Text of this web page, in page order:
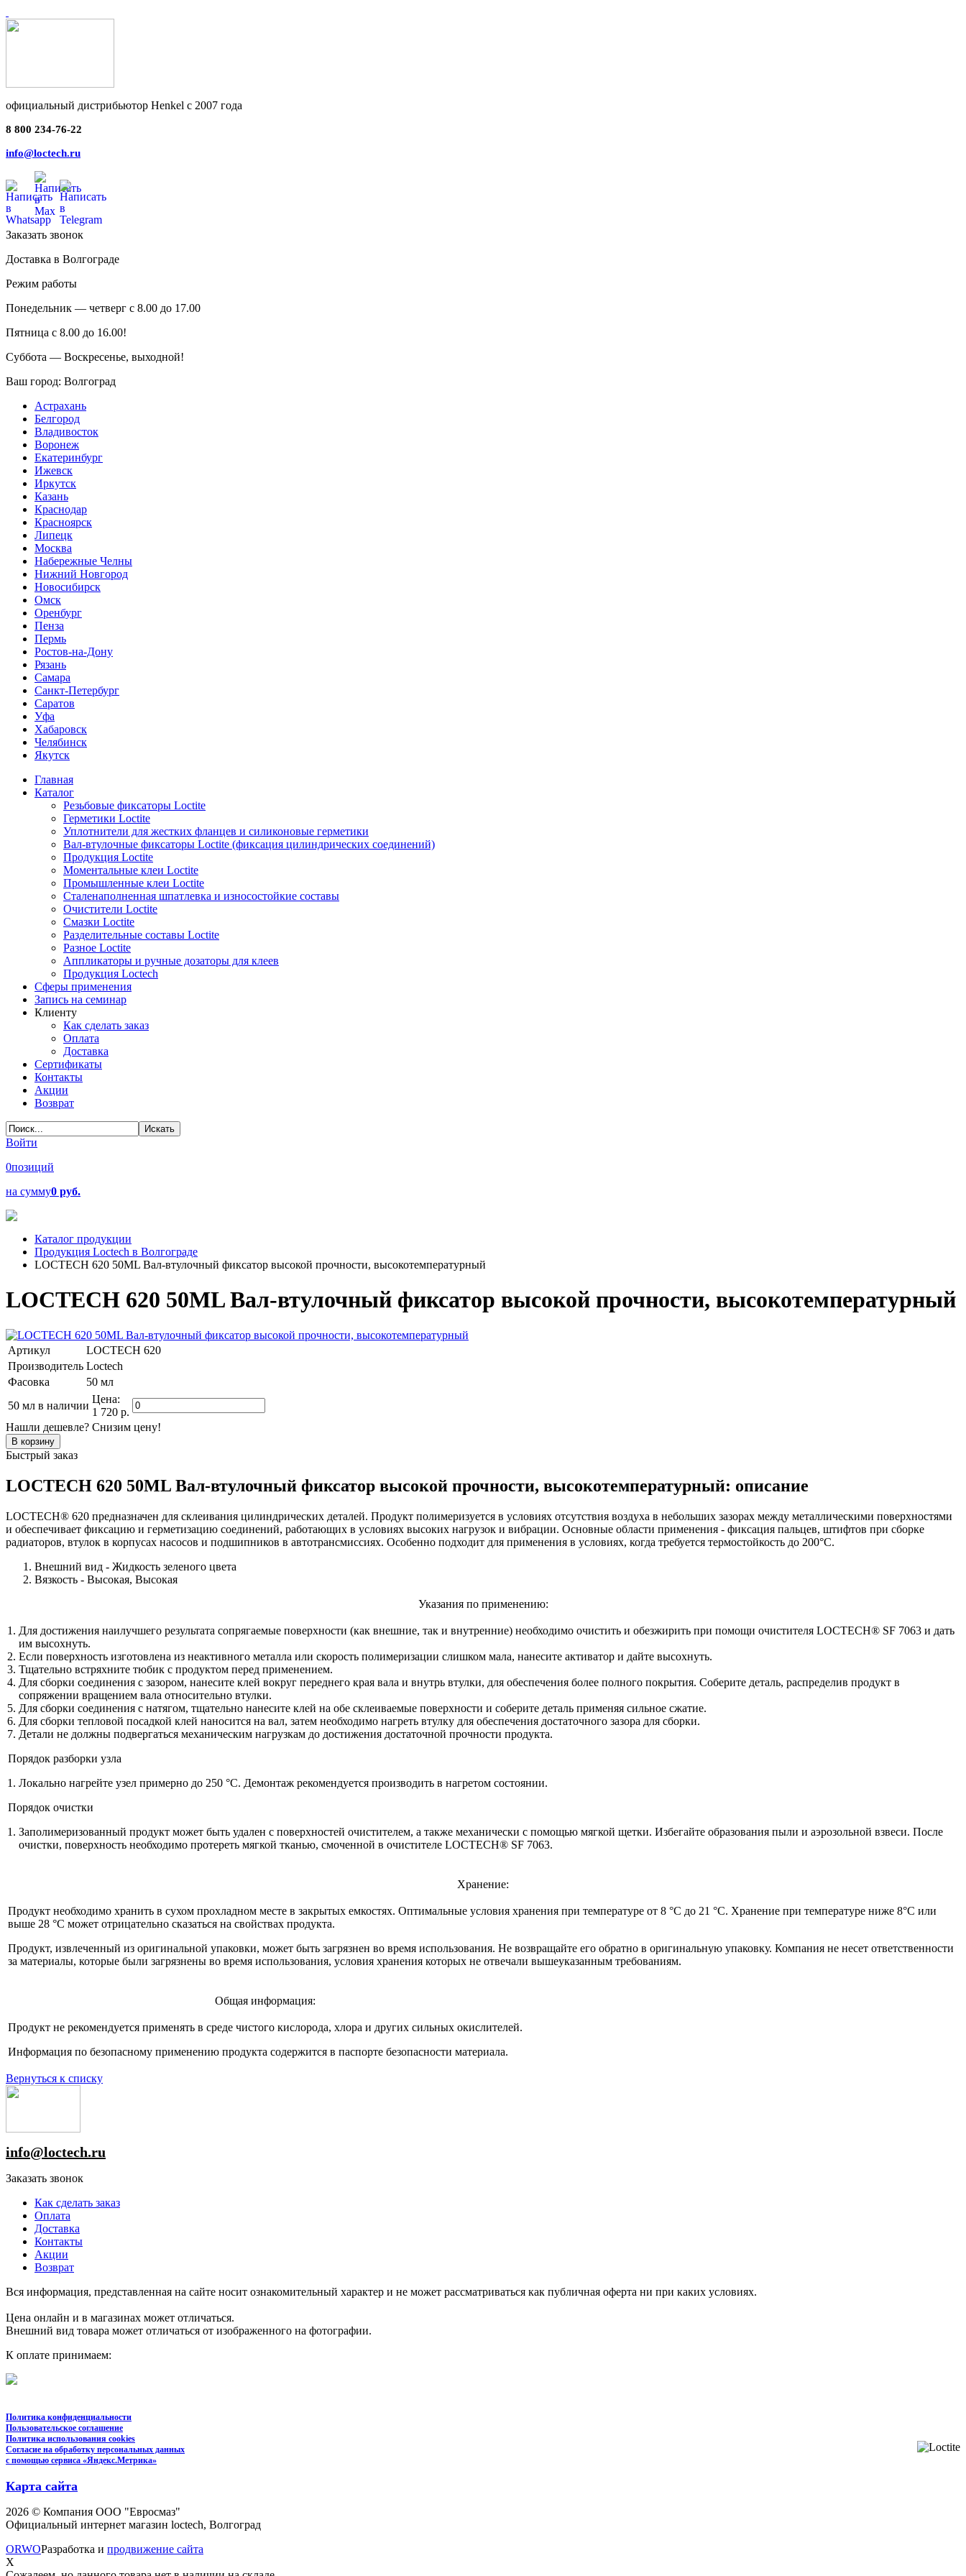
официальный дистрибьютор Henkel с 2007 года
8 800 234-76-22
info@loctech.ru
Заказать звонок
Доставка в Волгограде
Режим работы
Понедельник — четверг с 8.00 до 17.00
Пятница с 8.00 до 16.00!
Суббота — Воскресенье, выходной!
Ваш город: Волгоград
Астрахань
Белгород
Владивосток
Воронеж
Екатеринбург
Ижевск
Иркутск
Казань
Краснодар
Красноярск
Липецк
Москва
Набережные Челны
Нижний Новгород
Новосибирск
Омск
Оренбург
Пенза
Пермь
Ростов-на-Дону
Рязань
Самара
Санкт-Петербург
Саратов
Уфа
Хабаровск
Челябинск
Якутск
Главная
Каталог
Резьбовые фиксаторы Loctite
Герметики Loctite
Уплотнители для жестких фланцев и силиконовые герметики
Вал-втулочные фиксаторы Loctite (фиксация цилиндрических соединений)
Продукция Loctite
Моментальные клеи Loctite
Промышленные клеи Loctite
Сталенаполненная шпатлевка и износостойкие составы
Очистители Loctite
Смазки Loctite
Разделительные составы Loctite
Разное Loctite
Аппликаторы и ручные дозаторы для клеев
Продукция Loctech
Сферы применения
Запись на семинар
Клиенту
Как сделать заказ
Оплата
Доставка
Сертификаты
Контакты
Акции
Возврат
Войти
0позиций
на сумму0 руб.
Каталог продукции
Продукция Loctech в Волгограде
LOCTECH 620 50ML Вал-втулочный фиксатор высокой прочности, высокотемпературный
LOCTECH 620 50ML Вал-втулочный фиксатор высокой прочности, высокотемпературный
Артикул
LOCTECH 620
Производитель Loctech
Фасовка
50 мл
50 мл в наличии
Цена:
1 720 р.
Нашли дешевле? Снизим цену!
Быстрый заказ
LOCTECH 620 50ML Вал-втулочный фиксатор высокой прочности, высокотемпературный: описание
LOCTECH® 620 предназначен для склеивания цилиндрических деталей. Продукт полимеризуется в условиях отсутствия воздуха в небольших зазорах между металлическими поверхностями
и обеспечивает фиксацию и герметизацию соединений, работающих в условиях высоких нагрузок и вибрации. Основные области применения - фиксация пальцев, штифтов при сборке
радиаторов, втулок в корпусах насосов и подшипников в автотрансмиссиях. Особенно подходит для применения в условиях, когда требуется термостойкость до 200°C.
Внешний вид - Жидкость зеленого цвета
Вязкость - Высокая, Высокая
Указания по применению:
Для достижения наилучшего результата сопрягаемые поверхности (как внешние, так и внутренние) необходимо очистить и обезжирить при помощи очистителя LOCTECH® SF 7063 и дать
им высохнуть.
Если поверхность изготовлена из неактивного металла или скорость полимеризации слишком мала, нанесите активатор и дайте высохнуть.
Тщательно встряхните тюбик с продуктом перед применением.
Для сборки соединения с зазором, нанесите клей вокруг переднего края вала и внутрь втулки, для обеспечения более полного покрытия. Соберите деталь, распределив продукт в
сопряжении вращением вала относительно втулки.
Для сборки соединения с натягом, тщательно нанесите клей на обе склеиваемые поверхности и соберите деталь применяя сильное сжатие.
Для сборки тепловой посадкой клей наносится на вал, затем необходимо нагреть втулку для обеспечения достаточного зазора для сборки.
Детали не должны подвергаться механическим нагрузкам до достижения достаточной прочности продукта.
Порядок разборки узла
Локально нагрейте узел примерно до 250 °C. Демонтаж рекомендуется производить в нагретом состоянии.
Порядок очистки
Заполимеризованный продукт может быть удален с поверхностей очистителем, а также механически с помощью мягкой щетки. Избегайте образования пыли и аэрозольной взвеси. После
очистки, поверхность необходимо протереть мягкой тканью, смоченной в очистителе LOCTECH® SF 7063.
Хранение:
Продукт необходимо хранить в сухом прохладном месте в закрытых емкостях. Оптимальные условия хранения при температуре от 8 °C до 21 °C. Хранение при температуре ниже 8°C или
выше 28 °C может отрицательно сказаться на свойствах продукта.
Продукт, извлеченный из оригинальной упаковки, может быть загрязнен во время использования. Не возвращайте его обратно в оригинальную упаковку. Компания не несет ответственности
за материалы, которые были загрязнены во время использования, условия хранения которых не отвечали вышеуказанным требованиям.
Общая информация:
Продукт не рекомендуется применять в среде чистого кислорода, хлора и других сильных окислителей.
Информация по безопасному применению продукта содержится в паспорте безопасности материала.
Вернуться к списку
info@loctech.ru
Заказать звонок
Как сделать заказ
Оплата
Доставка
Контакты
Акции
Возврат
Вся информация, представленная на сайте носит ознакомительный характер и не может рассматриваться как публичная оферта ни при каких условиях.
Цена онлайн и в магазинах может отличаться.
Внешний вид товара может отличаться от изображенного на фотографии.
К оплате принимаем:
Политика конфиденциальности
Пользовательское соглашение
Политика использования cookies
Согласие на обработку персональных данных
с помощью сервиса «Яндекс.Метрика»
Карта сайта
2026 © Компания ООО "Евросмаз"
Официальный интернет магазин loctech, Волгоград
ORWOРазработка и продвижение сайта
X